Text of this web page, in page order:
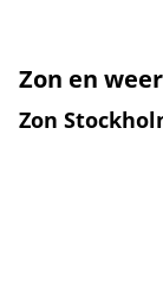
Zon en
Zon